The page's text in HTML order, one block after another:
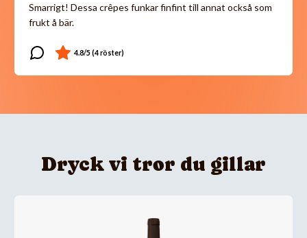
Smarrigt! Dessa crêpes funkar finfint till annat också som
frukt å bär.
Dryck vi tror du gillar